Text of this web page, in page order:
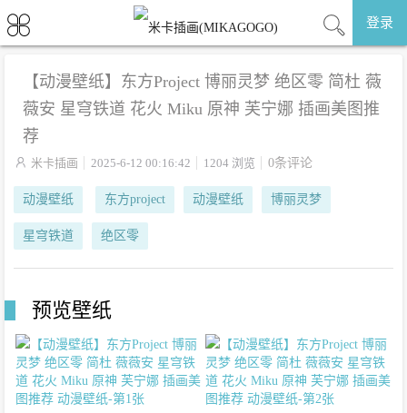
登录
【动漫壁纸】东方Project 博丽灵梦 绝区零 简杜 薇
薇安 星穹铁道 花火 Miku 原神 芙宁娜 插画美图推
荐
 米卡插画 2025-6-12 00:16:42 1204 浏览 0条评论
动漫壁纸 东方project 动漫壁纸 博丽灵梦
星穹铁道 绝区零
预览壁纸